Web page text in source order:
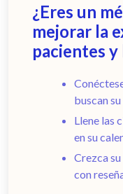
¿Eres un
mejorar la
pacientes
buscan
Llene las
en su
Crezca
con